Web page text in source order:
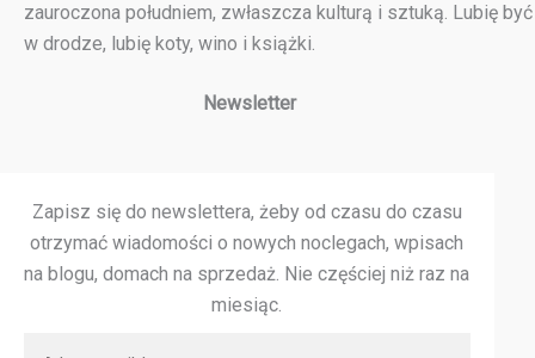
zauroczona południem, zwłaszcza kulturą i sztuką. Lubię być
w drodze, lubię koty, wino i książki.
Newsletter
Zapisz się do newslettera, żeby od czasu do czasu
otrzymać wiadomości o nowych noclegach, wpisach
na blogu, domach na sprzedaż. Nie częściej niż raz na
miesiąc.